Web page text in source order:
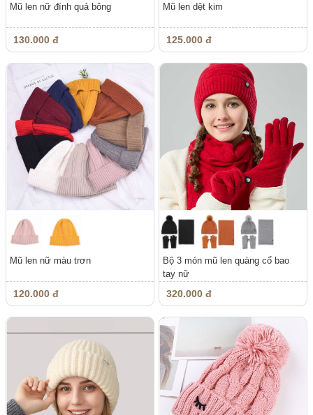
Mũ len nữ đính quả bông
130.000 đ
Mũ len dệt kim
125.000 đ
Mũ len nữ màu trơn
120.000 đ
Bộ 3 món mũ len quàng cổ bao
tay nữ
320.000 đ